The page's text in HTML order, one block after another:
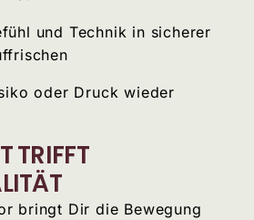
und Technik in sicherer
oder Druck wieder
TRIFFT
bringt Dir die Bewegung